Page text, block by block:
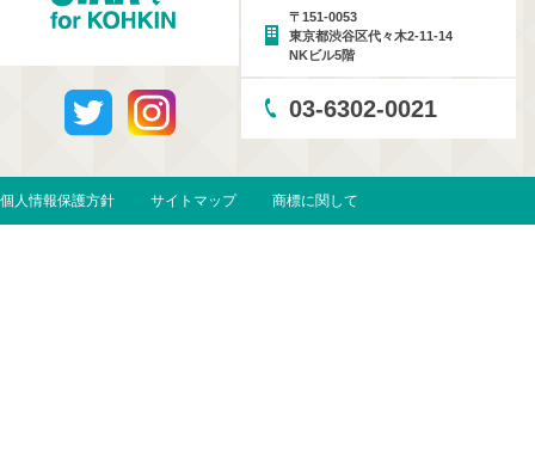
〒151-0053
東京都渋谷区代々木2-11-14
NKビル5階
03-6302-0021
個人情報保護方針 サイトマップ 商標に関して